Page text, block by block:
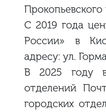
Прокопьевского
С 2019 года
России» в
адресу: ул.
В 2025 году в
отделений
городских